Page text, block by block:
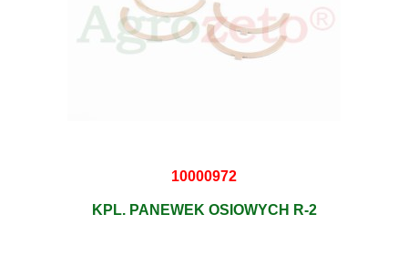
10000972
KPL. PANEWEK OSIOWYCH R-2